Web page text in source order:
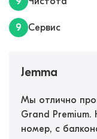
9 Сервис
Jemma
Мы отлично
Grand
номер, с